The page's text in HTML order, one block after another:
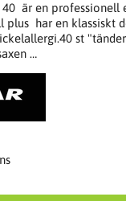
40 är en professionell
plus har en klassiskt
st
…